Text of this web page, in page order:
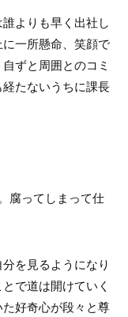
よりも早く出社し
一所懸命、笑顔で
ずと周囲とのコミ
たないうちに課長
腐ってしまって仕
を見るようになり
で道は開けていく
好奇心が段々と尊